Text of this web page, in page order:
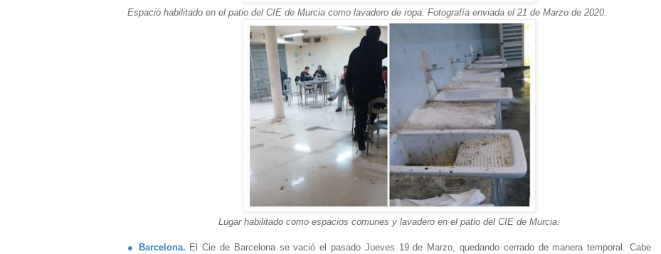
Espacio habilitado en el patio del CIE de Murcia como lavadero de ropa. Fotografía enviada el 21 de Marzo de 2020.
Lugar habilitado como espacios comunes y lavadero en el patio del CIE de Murcia.
● Barcelona. El Cie de Barcelona se vació el pasado Jueves 19 de Marzo, quedando cerrado de manera temporal. Cabe